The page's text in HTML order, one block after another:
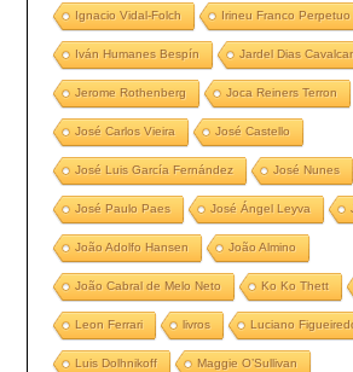
Ignacio Vidal-Folch Irineu Franco Perpetuo
Iván Humanes Bespín Jardel Dias
Jerome Rothenberg Joca Reiners Terron
José Carlos Vieira José Castello
José Luis García Fernández José Nunes
José Paulo Paes José Ángel Leyva
João Adolfo Hansen João Almino
João Cabral de Melo Neto Ko Ko Thett
Leon Ferrari livros Luciano
Luis Dolhnikoff Maggie O’Sullivan